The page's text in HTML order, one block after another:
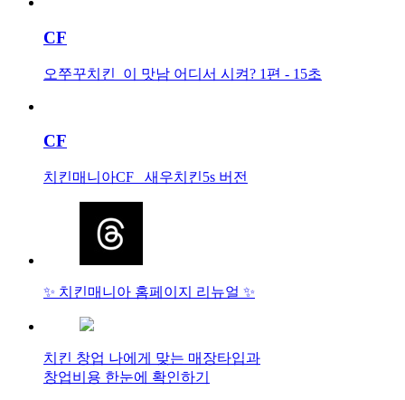
CF
오쭈꾸치킨_이 맛남 어디서 시켜? 1편 - 15초
CF
치킨매니아CF_ 새우치킨5s 버전
✨ 치킨매니아 홈페이지 리뉴얼 ✨
치킨 창업 나에게 맞는 매장타입과
창업비용 한눈에 확인하기